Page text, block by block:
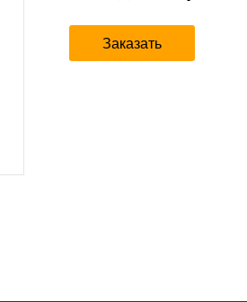
Заказать